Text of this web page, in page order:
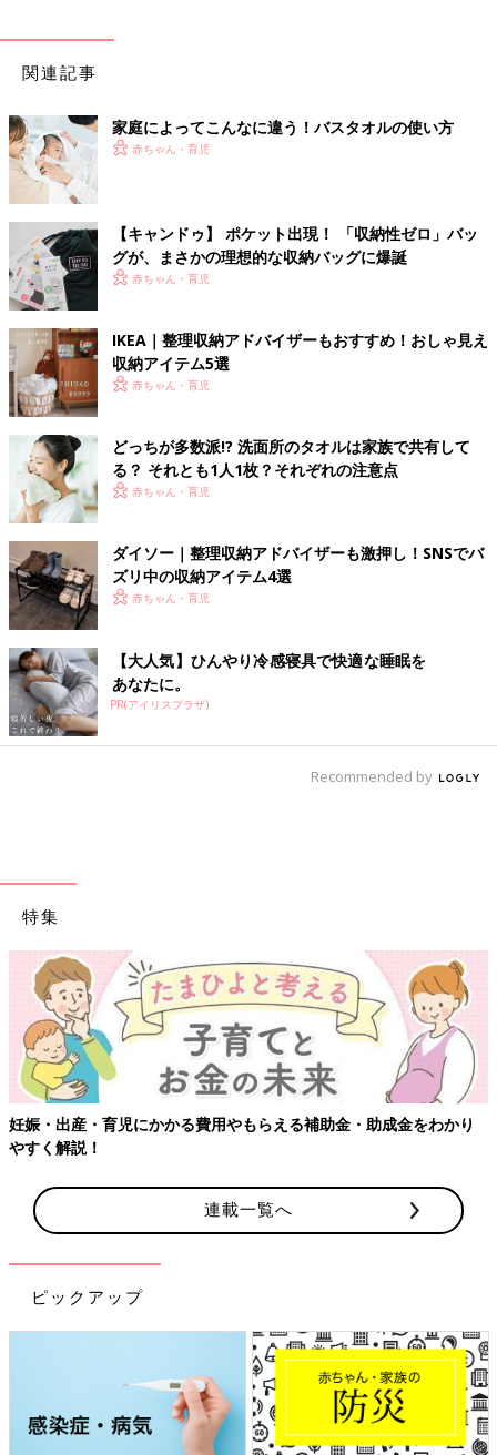
関連記事
家庭によってこんなに違う！バスタオルの使い方
赤ちゃん・育児
【キャンドゥ】 ポケット出現！ 「収納性ゼロ」バッ
グが、まさかの理想的な収納バッグに爆誕
赤ちゃん・育児
IKEA｜整理収納アドバイザーもおすすめ！おしゃ見え
収納アイテム5選
赤ちゃん・育児
どっちが多数派!? 洗面所のタオルは家族で共有して
る？ それとも1人1枚？それぞれの注意点
赤ちゃん・育児
ダイソー｜整理収納アドバイザーも激押し！SNSでバ
ズリ中の収納アイテム4選
赤ちゃん・育児
【大人気】ひんやり冷感寝具で快適な睡眠を
あなたに。
PR(アイリスプラザ)
Recommended by
特集
妊娠・出産・育児にかかる費用やもらえる補助金・助成金をわかり
やすく解説！
連載一覧へ
ピックアップ